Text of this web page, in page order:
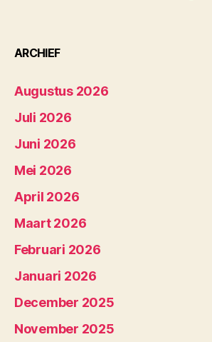
ARCHIEF
Augustus 2026
Juli 2026
Juni 2026
Mei 2026
April 2026
Maart 2026
Februari 2026
Januari 2026
December 2025
November 2025